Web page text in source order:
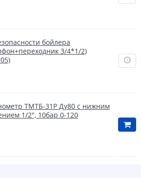
бойлера
3/4*1/2)
ТМТБ-31Р Ду80 с нижним
1/2", 10бар 0-120